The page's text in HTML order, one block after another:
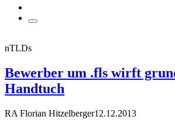
nTLDs
Bewerber um .fls wirft
Handtuch
RA Florian Hitzelberger12.12.2013